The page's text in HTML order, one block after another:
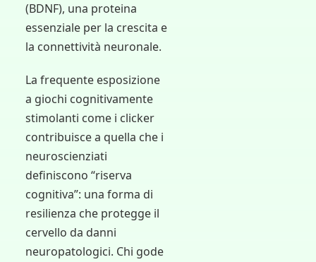
(BDNF), una proteina
essenziale per la crescita e
la connettività neuronale.
La frequente esposizione
a giochi cognitivamente
stimolanti come i clicker
contribuisce a quella che i
neuroscienziati
definiscono “riserva
cognitiva”: una forma di
resilienza che protegge il
cervello da danni
neuropatologici. Chi gode